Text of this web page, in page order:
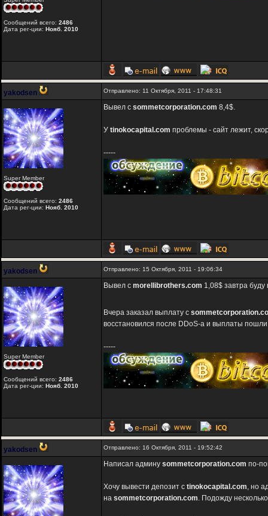
Сообщений всего: 2486
Дата рег-ции: Нояб. 2010
yakodsen Отправлено: 11 Октября, 2011 - 17:48:31
Super Member
Сообщений всего: 2486
Дата рег-ции: Нояб. 2010
Вывел c sommetcorporation.com 8,4$.
У tinokocapital.com проблемы - сайт лежит,
-----
yakodsen Отправлено: 15 Октября, 2011 - 19:06:34
Super Member
Сообщений всего: 2486
Дата рег-ции: Нояб. 2010
Вывел с morellibrothers.com 1,08$ завтра
Вчера заказал выплату с
восстановился после DDoS-a и выплаты
-----
yakodsen Отправлено: 16 Октября, 2011 - 19:52:42
Написал админу sommetcorporation.com по-
Хочу вывести депозит с tinokocapital.com, но
на sommetcorporation.com. Подожду